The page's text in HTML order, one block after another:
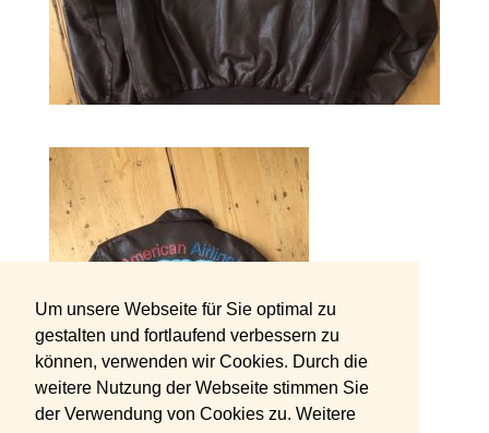
Um unsere Webseite für Sie optimal zu
gestalten und fortlaufend verbessern zu
können, verwenden wir Cookies. Durch die
weitere Nutzung der Webseite stimmen Sie
der Verwendung von Cookies zu. Weitere